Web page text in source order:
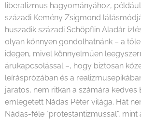
liberalizmus hagyományához,
századi Kemény Zsigmond
huszadik századi Schöpflin Aladár
olyan könnyen gondolhatnánk – a
idegen, mivel könnyelműen
árukapcsolással –, hogy biztosan
leírásprózában és a
járatos, nem ritkán a számára
emlegetett Nádas Péter világa. Hát
Nádas-féle "protestantizmussal", mint